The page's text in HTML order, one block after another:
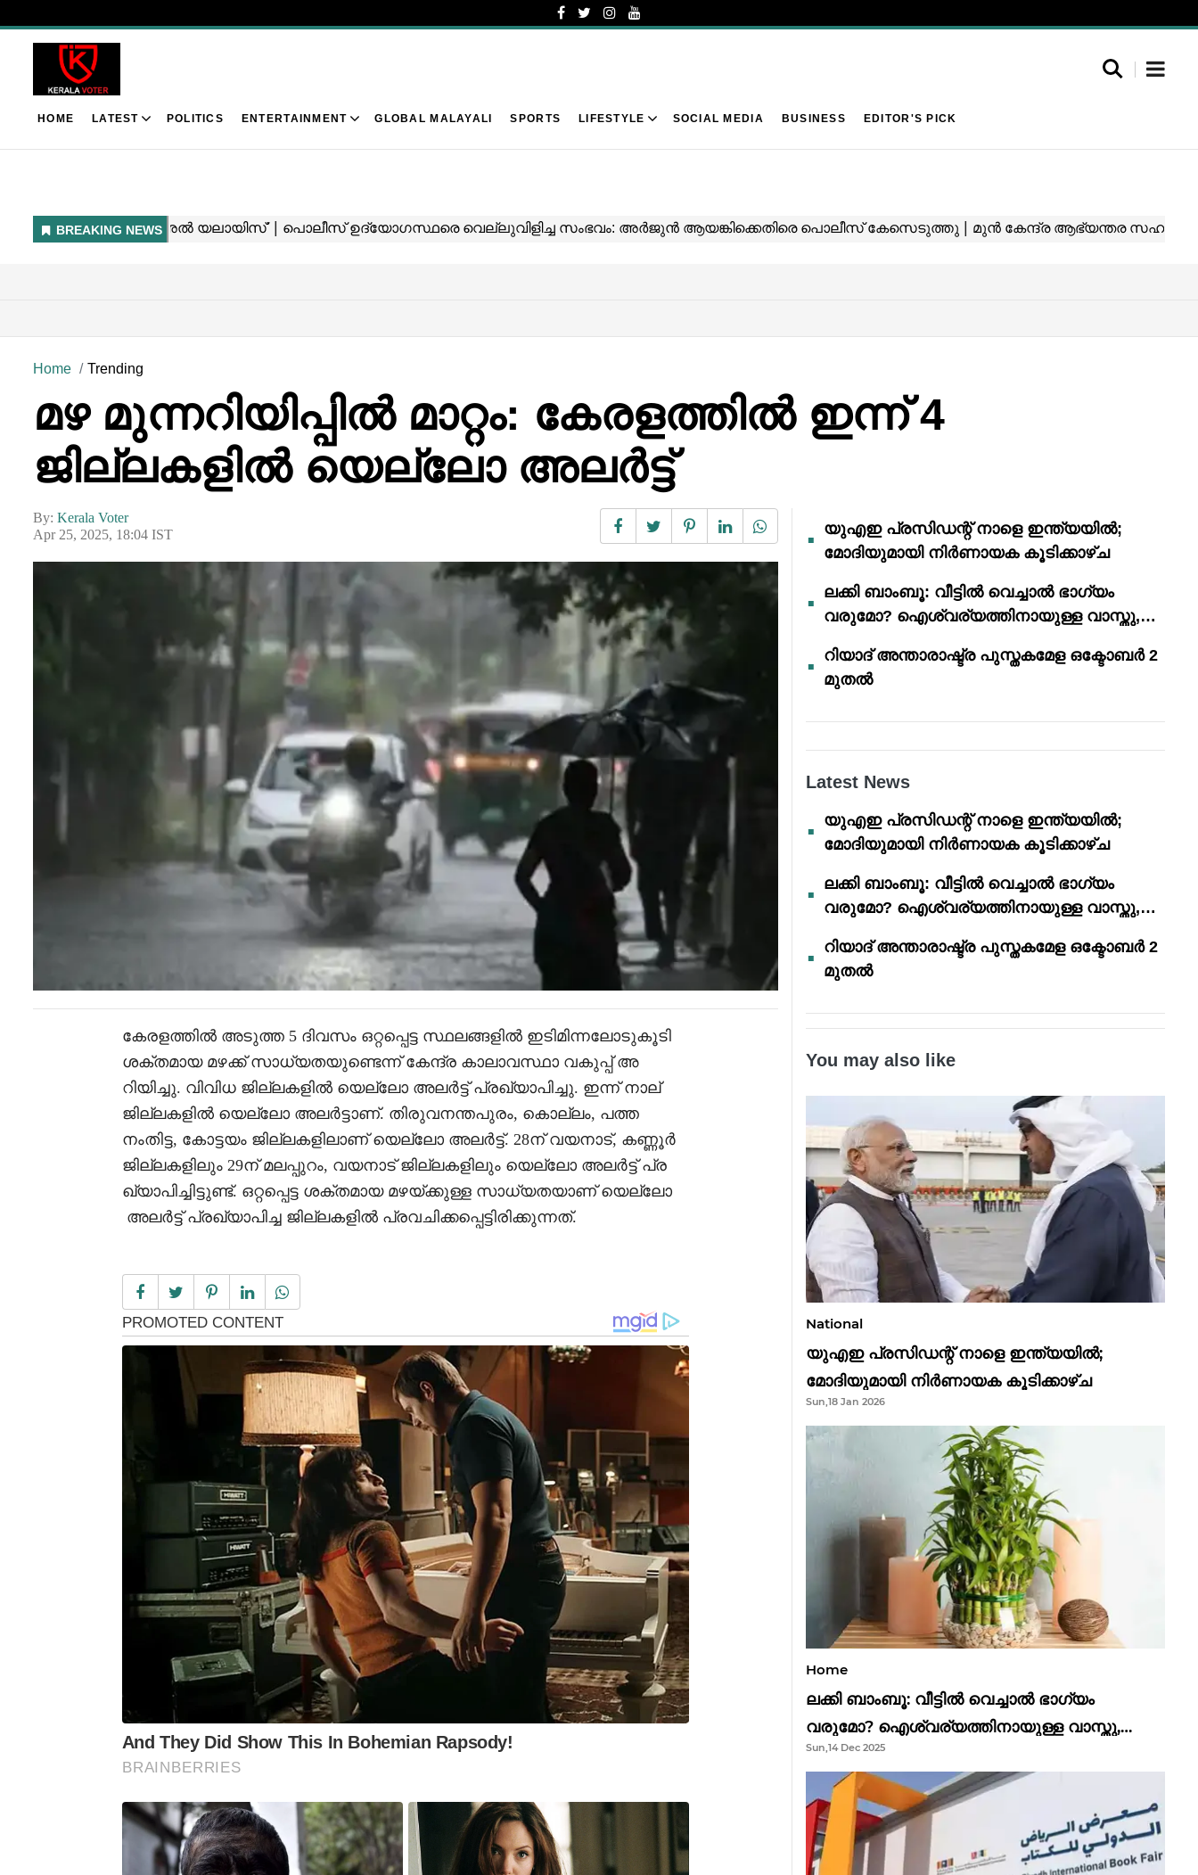
HOME LATEST POLITICS ENTERTAINMENT GLOBAL MALAYALI SPORTS LIFESTYLE SOCIAL MEDIA BUSINESS EDITOR'S PICK
Home Trending
മഴ മുന്നറിയിപ്പിൽ മാറ്റം: കേരളത്തിൽ ഇന്ന് 4
ജില്ലകളിൽ യെല്ലോ അലർട്ട്
By: Kerala Voter
Apr 25, 2025, 18:04 IST
കേരളത്തിൽ അടുത്ത 5 ദിവസം ഒറ്റപ്പെട്ട സ്ഥലങ്ങളിൽ ഇടിമിന്നലോടുകൂടി
ശക്തമായ മഴക്ക് സാധ്യതയുണ്ടെന്ന് കേന്ദ്ര കാലാവസ്ഥാ വകുപ്പ് അ
റിയിച്ചു. വിവിധ ജില്ലകളിൽ യെല്ലോ അലർട്ട് പ്രഖ്യാപിച്ചു. ഇന്ന് നാല്
ജില്ലകളിൽ യെല്ലോ അലർട്ടാണ്. തിരുവനന്തപുരം, കൊല്ലം, പത്ത
നംതിട്ട, കോട്ടയം ജില്ലകളിലാണ് യെല്ലോ അലർട്ട്. 28ന് വയനാട്, കണ്ണൂർ
ജില്ലകളിലും 29ന് മലപ്പുറം, വയനാട് ജില്ലകളിലും യെല്ലോ അലർട്ട് പ്ര
ഖ്യാപിച്ചിട്ടുണ്ട്. ഒറ്റപ്പെട്ട ശക്തമായ മഴയ്ക്കുള്ള സാധ്യതയാണ് യെല്ലോ
അലർട്ട് പ്രഖ്യാപിച്ച ജില്ലകളിൽ പ്രവചിക്കപ്പെട്ടിരിക്കുന്നത്.
യുഎഇ പ്രസിഡന്റ് നാളെ ഇന്ത്യയിൽ;
മോദിയുമായി നിർണായക കൂടിക്കാഴ്ച
ലക്കി ബാംബൂ: വീട്ടിൽ വെച്ചാൽ ഭാഗ്യം
വരുമോ? ഐശ്വര്യത്തിനായുള്ള വാസ്തു,
റിയാദ് അന്താരാഷ്ട്ര പുസ്തകമേള ഒക്ടോബർ 2
മുതൽ
Latest News
യുഎഇ പ്രസിഡന്റ് നാളെ ഇന്ത്യയിൽ;
മോദിയുമായി നിർണായക കൂടിക്കാഴ്ച
ലക്കി ബാംബൂ: വീട്ടിൽ വെച്ചാൽ ഭാഗ്യം
വരുമോ? ഐശ്വര്യത്തിനായുള്ള വാസ്തു,
റിയാദ് അന്താരാഷ്ട്ര പുസ്തകമേള ഒക്ടോബർ 2
മുതൽ
You may also like
National
യുഎഇ പ്രസിഡന്റ് നാളെ ഇന്ത്യയിൽ;
മോദിയുമായി നിർണായക കൂടിക്കാഴ്ച
Sun,18 Jan 2026
Home
ലക്കി ബാംബൂ: വീട്ടിൽ വെച്ചാൽ ഭാഗ്യം
വരുമോ? ഐശ്വര്യത്തിനായുള്ള വാസ്തു,
ഫെങ് ഷൂയി വിശ്വാസങ്ങൾ
Sun,14 Dec 2025